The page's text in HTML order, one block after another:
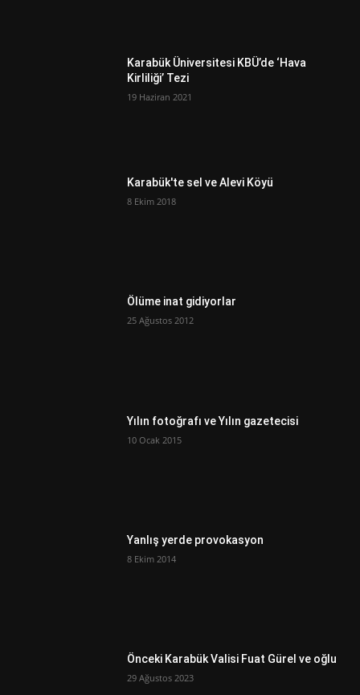
Karabük Üniversitesi KBÜ’de ‘Hava
Kirliliği’ Tezi
19 Haziran 2021
Karabük'te sel ve Alevi Köyü
8 Ekim 2018
Ölüme inat gidiyorlar
25 Ağustos 2012
Yılın fotoğrafı ve Yılın gazetecisi
10 Ocak 2015
Yanlış yerde provokasyon
8 Ekim 2014
Önceki Karabük Valisi Fuat Gürel ve oğlu
29 Ağustos 2023